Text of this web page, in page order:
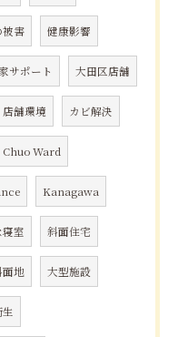
被害 健康影響
サポート 大田区店舗
店舗環境 カビ解決
Chuo Ward
Kanagawa
室 斜面住宅
面地 大型施設